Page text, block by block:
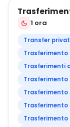
BEST SELLER
1 ora
Transfer
Trasferimento
Trasferimenti
Trasferimento